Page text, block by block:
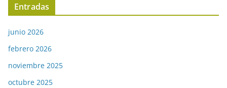
Entradas
junio 2026
febrero 2026
noviembre 2025
octubre 2025